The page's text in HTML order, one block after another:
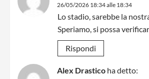
26/05/2026 18:34 alle 18:34
Lo stadio, sarebbe la
Speriamo, si possa
Rispondi
Alex Drastico ha detto: